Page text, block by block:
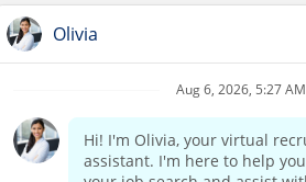
Home Corporate